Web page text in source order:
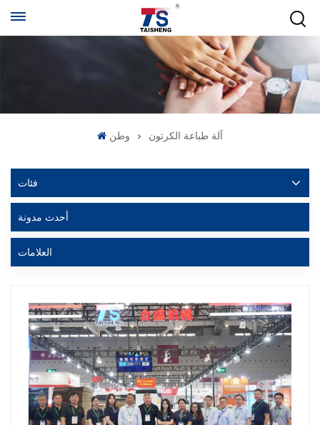
وطن آلة طباعة الكرتون
فئات
أحدث مدونة
العلامات